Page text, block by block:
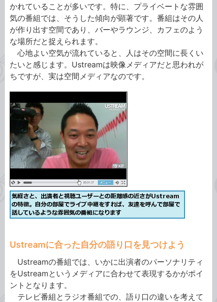
かれていることが多いです。特に、プライベートな雰囲
気の番組では、そうした傾向が顕著です。番組はその人
が作り出す空間であり、バーやラウンジ、カフェのよう
な場所だと捉えられます。
心地よい空気が流れていると、人はその空間に長くい
たいと感じます。Ustreamは映像メディアだと思われが
ちですが、実は空間メディアなのです。
Ustreamに合った自分の語り口を見つけよう
Ustreamの番組では、いかに出演者のパーソナリティ
をUstreamというメディアに合わせて表現するかがポイ
ントとなります。
テレビ番組とラジオ番組での、語り口の違いを考えて